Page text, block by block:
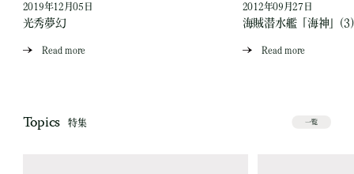
2019年12月05日
光秀夢幻
Read more
2012年09月27日
海賊潜水艦「海神」(3)
Read more
Topics 特集 一覧